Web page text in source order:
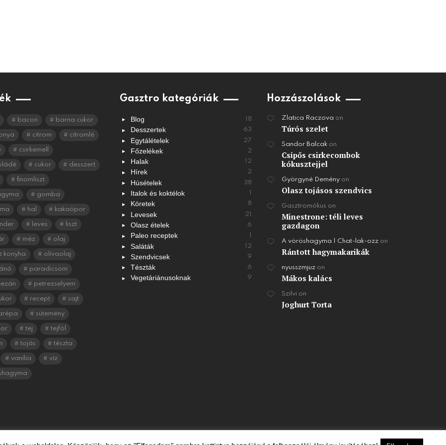
bacon barna cukor
citrom citromlé
csirkemell
cukor desszert
finomliszt
gomba
hal kakaópor
leves liszt
méz olaj
konyha olívaolaj
paradicsom
petrezselyem
recept sajt
sütemény
tej tejföl
tojás tészta
vanília víz
Gasztro kategóriák
Blog 18
Desszertek 63
Egytálételek 27
Főzelékek 2
Halak 12
Hírek 2
Húsételek 38
Italok és koktélok
Köretek 8
Levesek 21
Olasz ételek 6
Paleo receptek
Saláták 12
Szendvicsek 9
Tészták 6
Vegetáriánusoknak 9
Hozzászolások
Zlatica Raczova on
Túrós szelet
Sandor Balcakon
Csípős csirkecombok
kókusztejjel
Györgyné Deményon
Olasz tojásos szendvics
Gasztromókus on
Minestrone: téli leves
gazdagon
A vöröshagyma | Chat-lak-ozzon
Rántott hagymakarikák
nyusszmjuzon
Mákos kalács
Szilvi on
Joghurt Torta